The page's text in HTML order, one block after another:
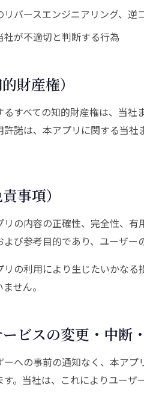
リバースエンジニアリング、逆
社が不適切と判断する行為
財産権）
すべての知的財産権は、当社
許諾は、本アプリに関する当
事項）
リの内容の正確性、完全性、
よび参考目的であり、ユーザー
リの利用により生じたいかな
せん。
ビスの変更・中断・
ーへの事前の通知なく、本ア
す。当社は、これによりユーザ